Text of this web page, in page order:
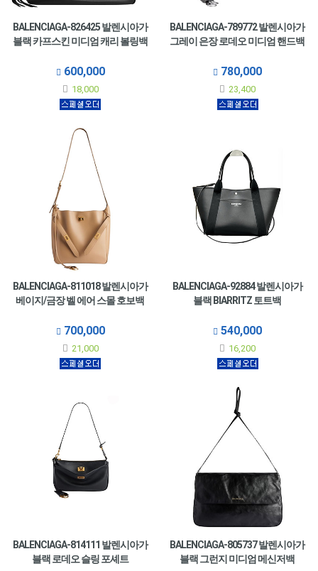
BALENCIAGA-826425 발렌시아가
블랙 카프스킨 미디엄 캐리 볼링백
600,000
18,000
BALENCIAGA-789772 발렌시아가
그레이 은장 로데오 미디엄 핸드백
780,000
23,400
BALENCIAGA-811018 발렌시아가
베이지/금장 벨 에어 스몰 호보백
700,000
21,000
BALENCIAGA-92884 발렌시아가
블랙 BIARRITZ 토트백
540,000
16,200
BALENCIAGA-814111 발렌시아가
블랙 로데오 슬링 포셰트
BALENCIAGA-805737 발렌시아가
블랙 그런지 미디엄 메신저백